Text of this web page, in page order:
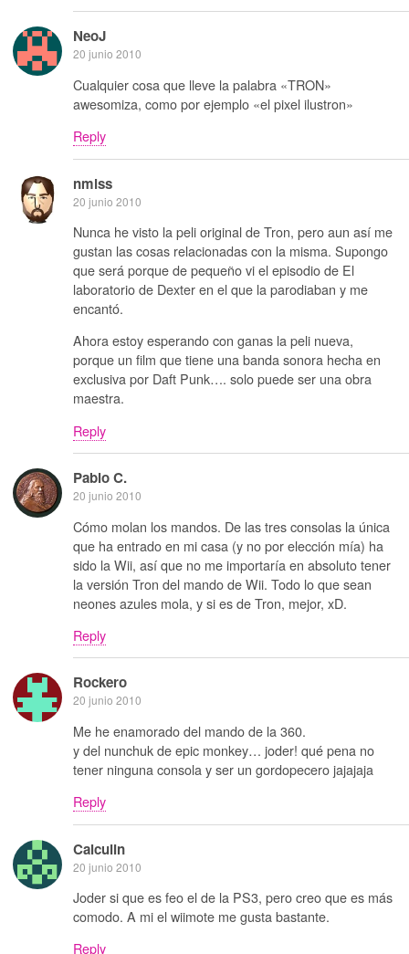
NeoJ
20 junio 2010
Cualquier cosa que lleve la palabra «TRON»
awesomiza, como por ejemplo «el pixel ilustron»
Reply
nmlss
20 junio 2010
Nunca he visto la peli original de Tron, pero aun así me
gustan las cosas relacionadas con la misma. Supongo
que será porque de pequeño vi el episodio de El
laboratorio de Dexter en el que la parodiaban y me
encantó.
Ahora estoy esperando con ganas la peli nueva,
porque un film que tiene una banda sonora hecha en
exclusiva por Daft Punk…. solo puede ser una obra
maestra.
Reply
Pablo C.
20 junio 2010
Cómo molan los mandos. De las tres consolas la única
que ha entrado en mi casa (y no por elección mía) ha
sido la Wii, así que no me importaría en absoluto tener
la versión Tron del mando de Wii. Todo lo que sean
neones azules mola, y si es de Tron, mejor, xD.
Reply
Rockero
20 junio 2010
Me he enamorado del mando de la 360.
y del nunchuk de epic monkey… joder! qué pena no
tener ninguna consola y ser un gordopecero jajajaja
Reply
Calculin
20 junio 2010
Joder si que es feo el de la PS3, pero creo que es más
comodo. A mi el wiimote me gusta bastante.
Reply